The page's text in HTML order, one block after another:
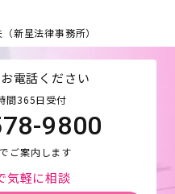
新星法律事務所）
電話ください
間365日受付
9800
ご案内します
気軽に相談